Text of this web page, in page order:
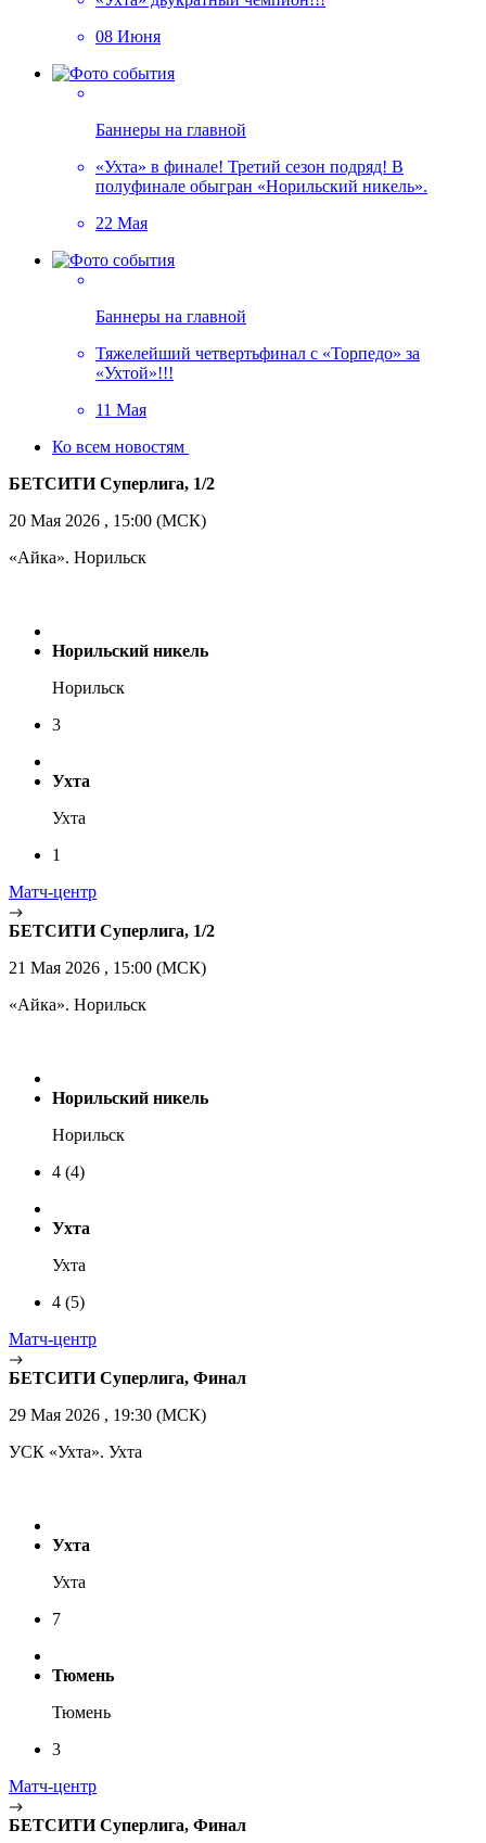
08 Июня
Баннеры на главной
«Ухта» в финале! Третий сезон подряд! В
полуфинале обыгран «Норильский никель».
22 Мая
Баннеры на главной
Тяжелейший четвертьфинал с «Торпедо» за
«Ухтой»!!!
11 Мая
Ко всем новостям
БЕТСИТИ Суперлига, 1/2
20 Мая 2026 , 15:00 (МСК)
«Айка». Норильск
Норильский никель
Норильск
3
Ухта
Ухта
1
Матч-центр
БЕТСИТИ Суперлига, 1/2
21 Мая 2026 , 15:00 (МСК)
«Айка». Норильск
Норильский никель
Норильск
4 (4)
Ухта
Ухта
4 (5)
Матч-центр
БЕТСИТИ Суперлига, Финал
29 Мая 2026 , 19:30 (МСК)
УСК «Ухта». Ухта
Ухта
Ухта
7
Тюмень
Тюмень
3
Матч-центр
БЕТСИТИ Суперлига, Финал